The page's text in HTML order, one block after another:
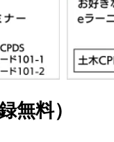
無料）